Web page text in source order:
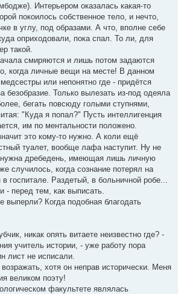
Интерьером оказалась какая-то
покоилось собственное тело, и нечто,
в углу, под образами. А что, вполне себе
оприходовали, пока спал. То ли, для
такой.
смиряются и лишь потом задаются
когда личные вещи на месте! В данном
или непонятно где - придётся
безобразие. Только вылезать из-под одеяла
бегать повсюду голыми ступнями,
"Куда я попал?" Пусть интеллигенция
им по ментальности положено.
это кому-то нужно. А коли ещё
туалет, вообще лафа наступит. Ну не
дребедень, имеющая лишь личную
случилось, когда сознание потерял на
госпитале. Раздетый, в больничной робе...
- перед тем, как выписать.
выперли? Когда подобная благодать
никак опять витаете неизвестно где? -
учитель истории, - уже работу пора
лист не исписали.
хотя он неправ исторически. Меня
великом поэту!
факультете являлась